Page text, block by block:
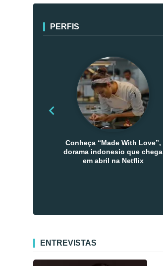
PERFIS
Conheça “Made With Love”,
dorama indonesio que chega
em abril na Netflix
ENTREVISTAS